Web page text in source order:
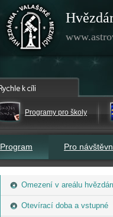
Programy pro školy
Program Pro
Omezení v areálu
Otevírací doba a vstupné